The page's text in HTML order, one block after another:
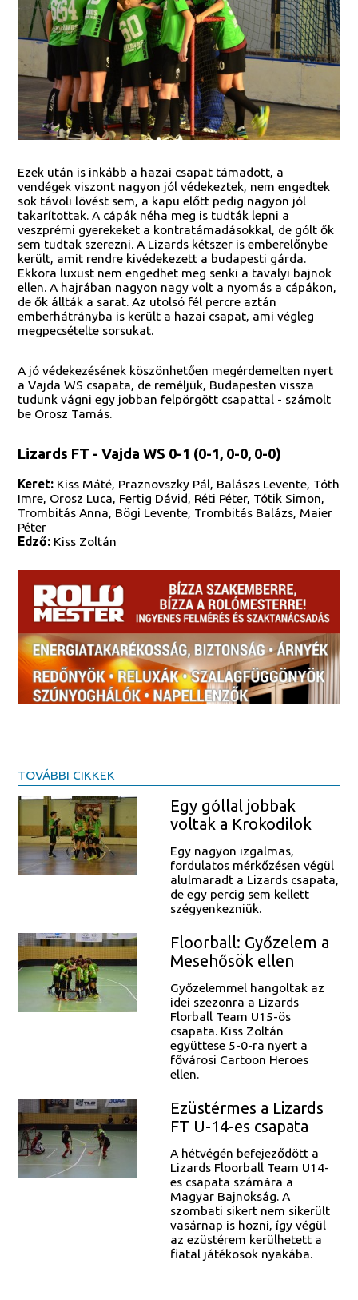
Ezek után is inkább a hazai csapat támadott, a
vendégek viszont nagyon jól védekeztek, nem engedtek
sok távoli lövést sem, a kapu előtt pedig nagyon jól
takarítottak. A cápák néha meg is tudták lepni a
veszprémi gyerekeket a kontratámadásokkal, de gólt ők
sem tudtak szerezni. A Lizards kétszer is emberelőnybe
került, amit rendre kivédekezett a budapesti gárda.
Ekkora luxust nem engedhet meg senki a tavalyi bajnok
ellen. A hajrában nagyon nagy volt a nyomás a cápákon,
de ők állták a sarat. Az utolsó fél percre aztán
emberhátrányba is került a hazai csapat, ami végleg
megpecsételte sorsukat.
A jó védekezésének köszönhetően megérdemelten nyert
a Vajda WS csapata, de reméljük, Budapesten vissza
tudunk vágni egy jobban felpörgött csapattal - számolt
be Orosz Tamás.
Lizards FT - Vajda WS 0-1 (0-1, 0-0, 0-0)
Keret: Kiss Máté, Praznovszky Pál, Balászs Levente, Tóth
Imre, Orosz Luca, Fertig Dávid, Réti Péter, Tótik Simon,
Trombitás Anna, Bögi Levente, Trombitás Balázs, Maier
Péter
Edző: Kiss Zoltán
TOVÁBBI CIKKEK
Egy góllal jobbak
voltak a Krokodilok
Egy nagyon izgalmas,
fordulatos mérkőzésen végül
alulmaradt a Lizards csapata,
de egy percig sem kellett
szégyenkezniük.
Floorball: Győzelem a
Mesehősök ellen
Győzelemmel hangoltak az
idei szezonra a Lizards
Florball Team U15-ös
csapata. Kiss Zoltán
együttese 5-0-ra nyert a
fővárosi Cartoon Heroes
ellen.
Ezüstérmes a Lizards
FT U-14-es csapata
A hétvégén befejeződött a
Lizards Floorball Team U14-
es csapata számára a
Magyar Bajnokság. A
szombati sikert nem sikerült
vasárnap is hozni, így végül
az ezüstérem kerülhetett a
fiatal játékosok nyakába.